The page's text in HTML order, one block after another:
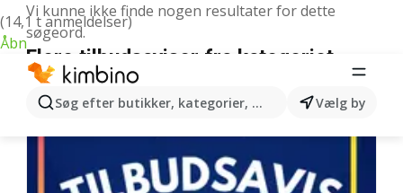
(14,1 t anmeldelser)
Åbn
Søg efter butikker, kategorier, produkter...Vælg by
Vi kunne ikke finde nogen resultater for dette
søgeord.
Flere tilbudsaviser fra kategoriet